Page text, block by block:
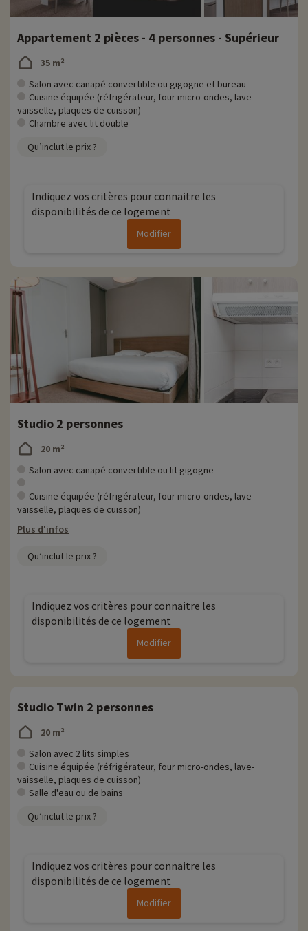
Appartement 2 pièces - 4 personnes - Supérieur
35 m²
Salon avec canapé convertible ou gigogne et bureau
Cuisine équipée (réfrigérateur, four micro-ondes, lave-
vaisselle, plaques de cuisson)
Chambre avec lit double
Qu’inclut le prix ?
Indiquez vos critères pour connaitre les
disponibilités de ce logement
Modifier
Studio 2 personnes
20 m²
Salon avec canapé convertible ou lit gigogne
Cuisine équipée (réfrigérateur, four micro-ondes, lave-
vaisselle, plaques de cuisson)
Plus d'infos
Qu’inclut le prix ?
Indiquez vos critères pour connaitre les
disponibilités de ce logement
Modifier
Studio Twin 2 personnes
20 m²
Salon avec 2 lits simples
Cuisine équipée (réfrigérateur, four micro-ondes, lave-
vaisselle, plaques de cuisson)
Salle d'eau ou de bains
Qu’inclut le prix ?
Indiquez vos critères pour connaitre les
disponibilités de ce logement
Modifier